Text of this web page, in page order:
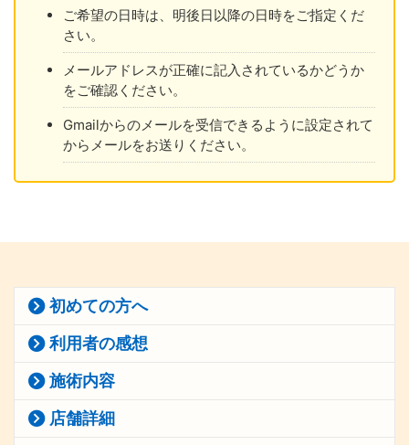
ご希望の日時は、明後日以降の日時をご指定くだ
さい。
メールアドレスが正確に記入されているかどうか
をご確認ください。
Gmailからのメールを受信できるように設定されて
からメールをお送りください。
初めての方へ
利用者の感想
施術内容
店舗詳細